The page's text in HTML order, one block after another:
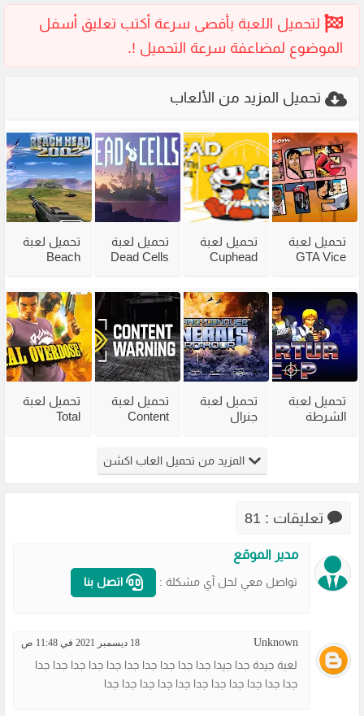
تحميل المزيد من الألعاب
تحميل لعبة
GTA Vice
مضغوطة
من ميديا
فاير
تحميل لعبة
Cuphead
فاير بحجم
صغير
تحميل لعبة
Dead Cells
الاضافات
تحميل لعبة
Beach
من ميديا
فاير
تحميل لعبة
الشرطة
تحميل لعبة
جنرال
Zero Hour
للكمبيوتر
تحميل لعبة
Content
من ميديا
فاير
تحميل لعبة
Total
مضغوطة
المزيد من تحميل العاب اكشن
تعليقات : 81
مدير الموقع
تواصل معي لحل آي مشكلة : اتصل بنا
Unknown 18 ديسمبر 2021 في 11:48 ص
لعبة جيدة جدا جيدا جدا جدا جدا جدا جدا جدا جدا جدا جدا جدا
جدا جدا جدا جدا جدا جدا جدا جدا جدا جدا جدا